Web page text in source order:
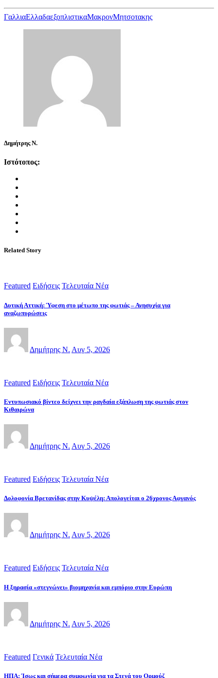
ΓαλλιαΕλλαδαεξοπλιστικαΜακρονΜητσοτακης
Δημήτρης Ν.
Ιστότοπος:
Related Story
Featured Ειδήσεις Τελευταία Νέα
Δυτική Αττική: Ύφεση στο μέτωπο της φωτιάς – Ανησυχία για
αναζωπυρώσεις
Δημήτρης Ν. Αυγ 5, 2026
Featured Ειδήσεις Τελευταία Νέα
Εντυπωσιακό βίντεο δείχνει την ραγδαία εξάπλωση της φωτιάς στον
Κιθαιρώνα
Δημήτρης Ν. Αυγ 5, 2026
Featured Ειδήσεις Τελευταία Νέα
Δολοφονία Βρετανίδας στην Κυψέλη: Απολογείται ο 26χρονος Αφγανός
Δημήτρης Ν. Αυγ 5, 2026
Featured Ειδήσεις Τελευταία Νέα
Η ξηρασία «στεγνώνει» βιομηχανία και εμπόριο στην Ευρώπη
Δημήτρης Ν. Αυγ 5, 2026
Featured Γενικά Τελευταία Νέα
ΗΠΑ: Ίσως και σήμερα συμφωνία για τα Στενά του Ορμούζ